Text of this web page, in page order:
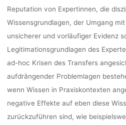
Reputation von Expertinnen, die
Wissensgrundlagen, der Umgang
unsicherer und vorläufiger Evidenz
Legitimationsgrundlagen des
ad-hoc Krisen des Transfers
aufdrängender Problemlagen
wenn Wissen in Praxiskontexten
negative Effekte auf eben diese
zurückzuführen sind, wie